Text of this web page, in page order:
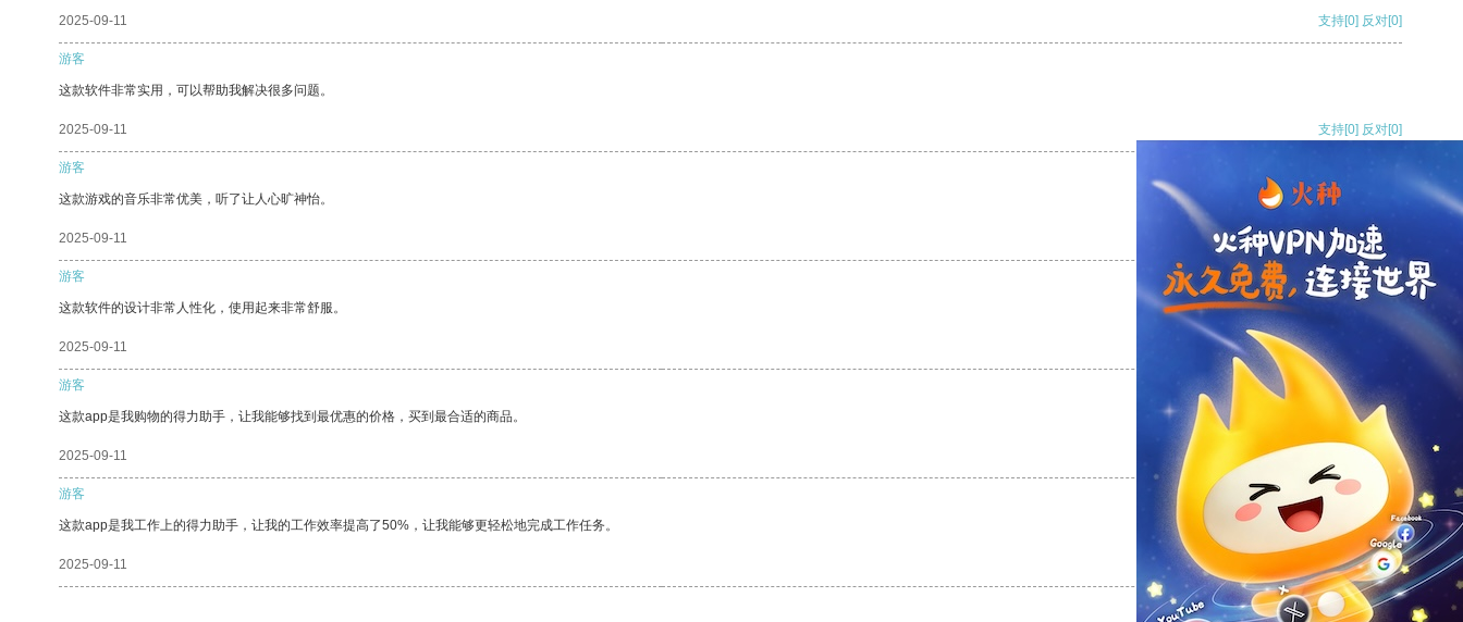
2025-09-11 支持[0] 反对[0]
游客
这款软件非常实用，可以帮助我解决很多问题。
2025-09-11 支持[0] 反对[0]
游客
这款游戏的音乐非常优美，听了让人心旷神怡。
2025-09-11 支持[0] 反对
游客
这款软件的设计非常人性化，使用起来非常舒服。
2025-09-11 支持
游客
这款app是我购物的得力助手，让我能够找到最优惠的价格，买到最合适的商品。
2025-09-11 反对 [0]
游客
这款app是我工作上的得力助手，让我的工作效率提高了50%，让我能够更轻松地完成工作任务。
2025-09-11 支持[0] 反对[0]